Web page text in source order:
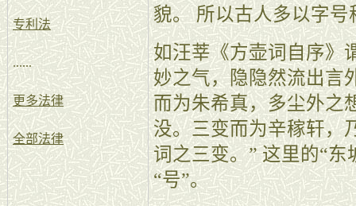
专利法
......
更多法律
全部法律
貌。 所以古人多以字号
如汪莘《方壶词自序》
妙之气，隐隐然流出言
而为朱希真，多尘外之
没。三变而为辛稼轩，
词之三变。” 这里的“东
“号”。